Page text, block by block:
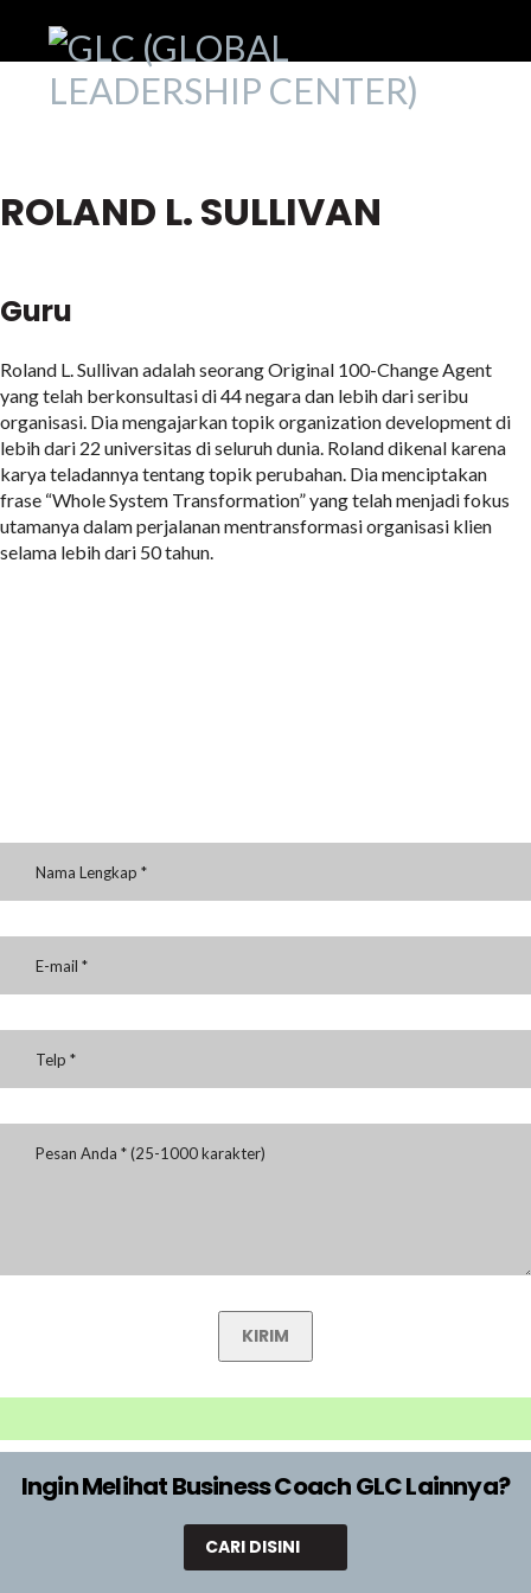
ROLAND L. SULLIVAN
Guru
Roland L. Sullivan adalah seorang Original 100-Change Agent
yang telah berkonsultasi di 44 negara dan lebih dari seribu
organisasi. Dia mengajarkan topik organization development di
lebih dari 22 universitas di seluruh dunia. Roland dikenal karena
karya teladannya tentang topik perubahan. Dia menciptakan
frase “Whole System Transformation” yang telah menjadi fokus
utamanya dalam perjalanan mentransformasi organisasi klien
selama lebih dari 50 tahun.
KIRIM
Ingin Melihat Business Coach GLC Lainnya?
CARI DISINI